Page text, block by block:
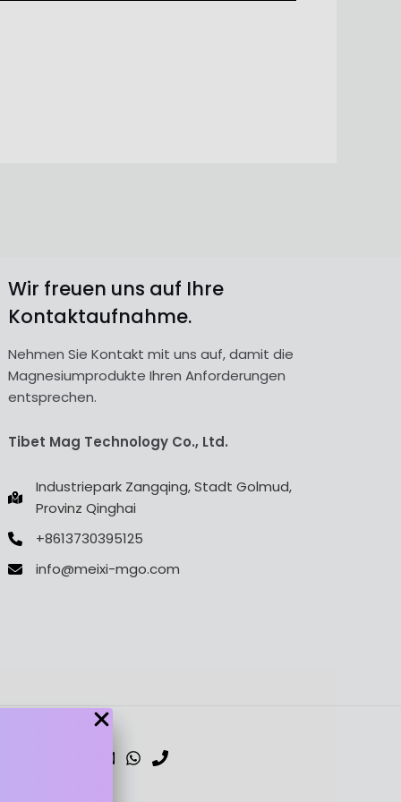
Wir freuen uns auf Ihre
Kontaktaufnahme.
Nehmen Sie Kontakt mit uns auf, damit die
Magnesiumprodukte Ihren Anforderungen
entsprechen.
Tibet Mag Technology Co., Ltd.
Industriepark Zangqing, Stadt Golmud,
Provinz Qinghai
+8613730395125
info@meixi-mgo.com